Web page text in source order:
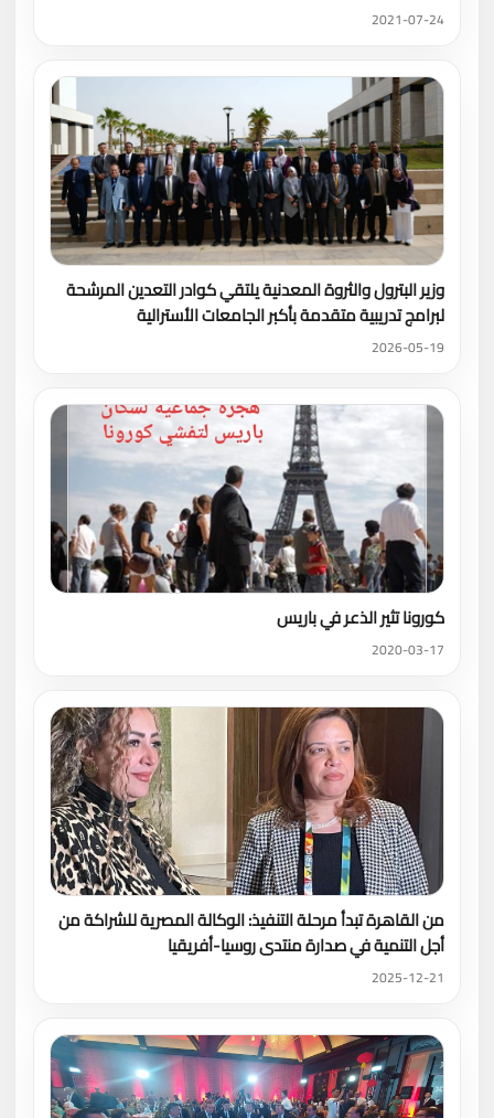
2021-07-24
وزير البترول والثروة المعدنية يلتقي كوادر التعدين المرشحة
لبرامج تدريبية متقدمة بأكبر الجامعات الأسترالية
2026-05-19
كورونا تثير الذعر في باريس
2020-03-17
من القاهرة تبدأ مرحلة التنفيذ: الوكالة المصرية للشراكة من
أجل التنمية في صدارة منتدى روسيا-أفريقيا
2025-12-21